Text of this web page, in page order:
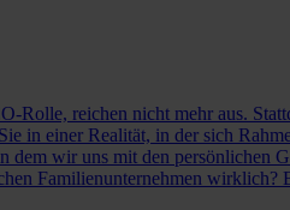
Rolle, reichen nicht mehr aus.
in einer Realität, in der sich
wir uns mit den persönlichen
Familienunternehmen